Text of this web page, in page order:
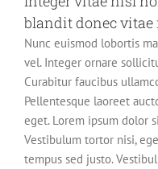
blandit donec
Nunc euismod lobortis
vel. Integer ornare
Curabitur faucibus
Pellentesque laoreet
eget. Lorem ipsum dolor
Vestibulum tortor nisi,
tempus sed justo.